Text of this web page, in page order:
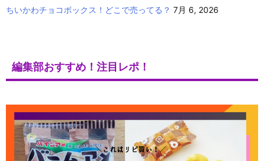
ちいかわチョコボックス！どこで売ってる？ 7月 6, 2026
編集部おすすめ！注目レポ！